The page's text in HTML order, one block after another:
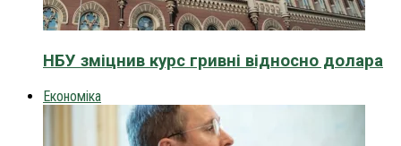
НБУ зміцнив курс гривні відносно долара
Економіка